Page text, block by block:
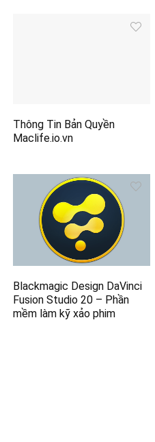
Thông Tin Bản Quyền
Maclife.io.vn
Blackmagic Design DaVinci
Fusion Studio 20 – Phần
mềm làm kỹ xảo phim